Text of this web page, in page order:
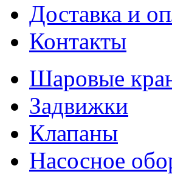
Доставка и
Контакты
Шаровые
Задвижки
Клапаны
Насосное